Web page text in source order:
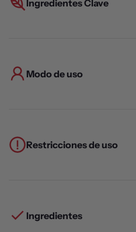
Ingredientes Clave
Modo de uso
Restricciones de uso
Ingredientes